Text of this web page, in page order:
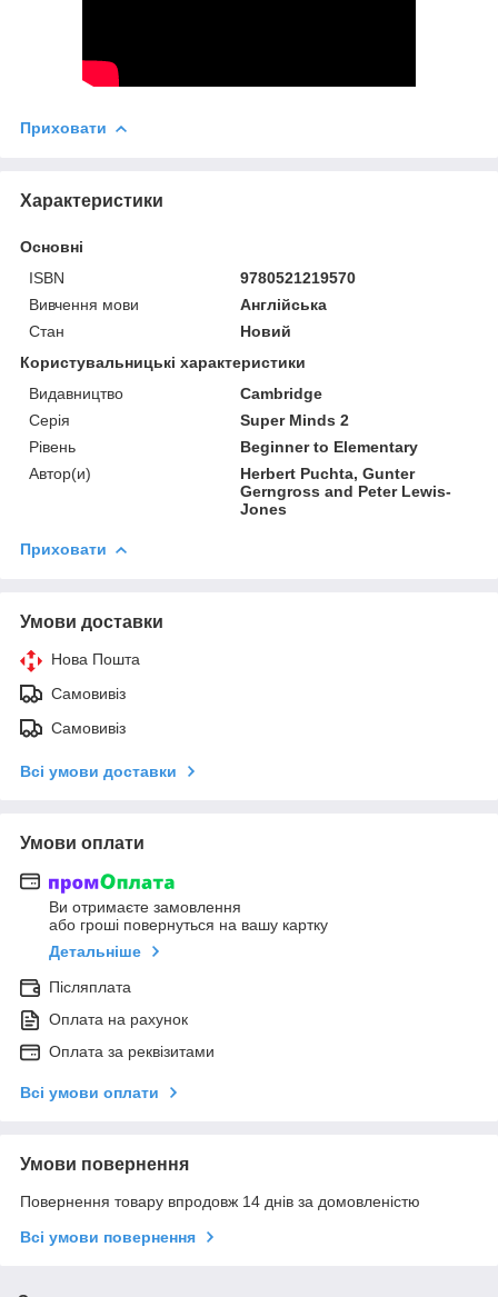
Приховати
Характеристики
Основні
ISBN
9780521219570
Вивчення мови
Англійська
Стан
Новий
Користувальницькі характеристики
Видавництво
Cambridge
Серія
Super Minds 2
Рівень
Beginner to Elementary
Автор(и)
Herbert Puchta, Gunter
Gerngross and Peter Lewis-
Jones
Приховати
Умови доставки
Нова Пошта
Самовивіз
Самовивіз
Всі умови доставки
Умови оплати
Ви отримаєте замовлення
або гроші повернуться на вашу картку
Детальніше
Післяплата
Оплата на рахунок
Оплата за реквізитами
Всі умови оплати
Умови повернення
Повернення товару впродовж 14 днів за домовленістю
Всі умови повернення